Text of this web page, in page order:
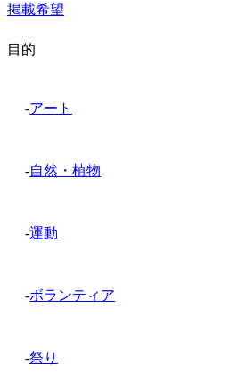
掲載希望
目的
-アート
-自然・植物
-運動
-ボランティア
-祭り